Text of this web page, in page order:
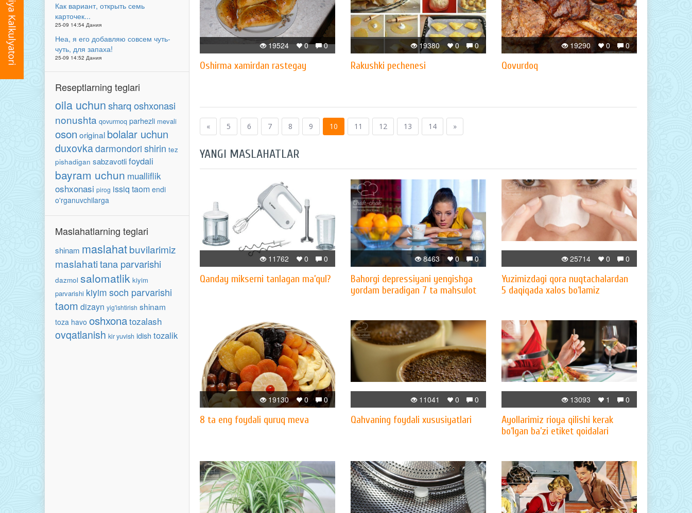
Как вариант, открыть семь
карточек...
25-09 14:54 Дания
Неа, я его добавляю совсем чуть-
чуть, для запаха!
25-09 14:52 Дания
Reseptlarning teglari
oila uchunsharq oshxonasi
nonushta qovurmoq parhezli mevali
oson original bolalar uchun
duxovkadarmondori shirin tez
pishadigan sabzavotlifoydali
bayram uchun mualliflik
oshxonasi pirog issiq taom endi
o'rganuvchilarga
Maslahatlarning teglari
shinam maslahatbuvilarimiz
maslahatitana parvarishi
dazmol salomatlik kiyim
parvarishi kiyim soch parvarishi
taom dizayn yig'ishtirish shinam
toza havo oshxonatozalash
ovqatlanish kir yuvish idish tozalik
0
0
19524
Oshirma xamirdan rastegay
0
0
19380
Rakushki pechenesi
0
0
19290
Qovurdoq
« 5 6 7 8 9 10 11 12 13 14 »
YANGI MASLAHATLAR
0
0
11762
Qanday mikserni tanlagan ma’qul?
0
0
8463
Bahorgi depressiyani yengishga
yordam beradigan 7 ta mahsulot
0
0
25714
Yuzimizdagi qora nuqtachalardan
5 daqiqada xalos bo‘lamiz
0
0
19130
8 ta eng foydali quruq meva
0
0
11041
Qahvaning foydali xususiyatlari
0
1
13093
Ayollarimiz rioya qilishi kerak
bo‘lgan ba’zi etiket qoidalari